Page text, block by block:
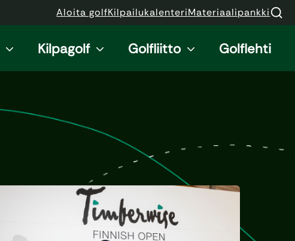
Aloita golfKilpailukalenteriMateriaalipankki
Kilpagolf Golfliitto Golflehti